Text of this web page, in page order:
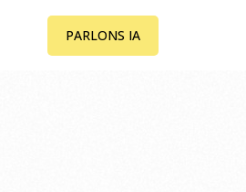
PARLONS IA